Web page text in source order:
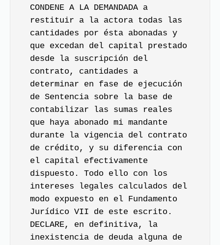
CONDENE A LA DEMANDADA a
restituir a la actora todas las
cantidades por ésta abonadas y
que excedan del capital prestado
desde la suscripción del
contrato, cantidades a
determinar en fase de ejecución
de Sentencia sobre la base de
contabilizar las sumas reales
que haya abonado mi mandante
durante la vigencia del contrato
de crédito, y su diferencia con
el capital efectivamente
dispuesto. Todo ello con los
intereses legales calculados del
modo expuesto en el Fundamento
Jurídico VII de este escrito.
DECLARE, en definitiva, la
inexistencia de deuda alguna de